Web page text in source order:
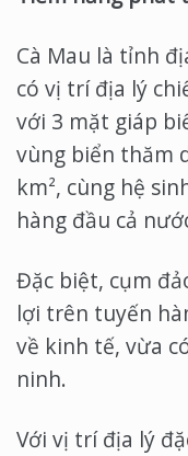
Cà Mau là tỉnh
có vị trí địa lý
với 3 mặt giáp
vùng biển thăm
km², cùng hệ
hàng đầu cả
Đặc biệt, cụm
lợi trên tuyến
về kinh tế, vừa
ninh.
Với vị trí địa lý